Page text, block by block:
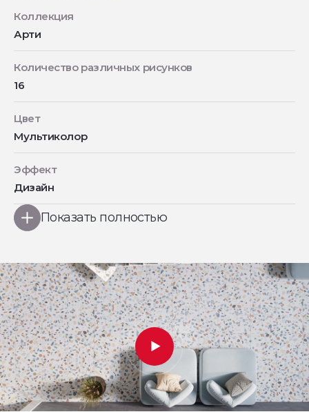
Коллекция
Арти
Количество различных рисунков
16
Цвет
Мультиколор
Эффект
Дизайн
Показать полностью